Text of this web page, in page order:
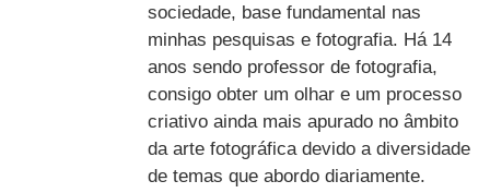
sociedade, base fundamental nas
minhas pesquisas e fotografia. Há 14
anos sendo professor de fotografia,
consigo obter um olhar e um processo
criativo ainda mais apurado no âmbito
da arte fotográfica devido a diversidade
de temas que abordo diariamente.